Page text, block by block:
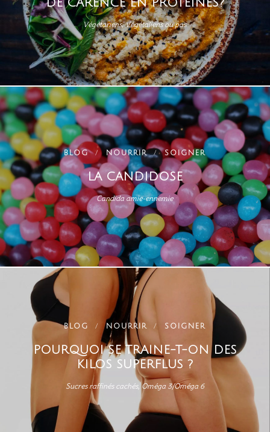
DE CARENCE EN PROTÉINES?
Végétariens, Végétaliens ou pas
BLOG NOURRIR SOIGNER
LA CANDIDOSE
Candida amie-ennemie
BLOG NOURRIR SOIGNER
POURQUOI SE TRAINE-T-ON DES
KILOS SUPERFLUS ?
Sucres raffinés cachés, Oméga 3/Oméga 6